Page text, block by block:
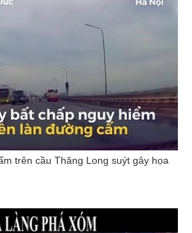
trên cầu Thăng Long suýt gây họa